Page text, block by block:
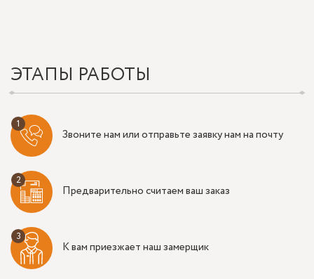
ЭТАПЫ РАБОТЫ
Звоните нам или отправьте заявку нам на почту
Предварительно считаем ваш заказ
К вам приезжает наш замерщик